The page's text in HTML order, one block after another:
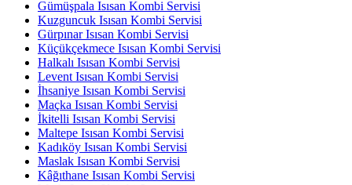
Gümüşpala Isısan Kombi Servisi
Kuzguncuk Isısan Kombi Servisi
Gürpınar Isısan Kombi Servisi
Küçükçekmece Isısan Kombi Servisi
Halkalı Isısan Kombi Servisi
Levent Isısan Kombi Servisi
İhsaniye Isısan Kombi Servisi
Maçka Isısan Kombi Servisi
İkitelli Isısan Kombi Servisi
Maltepe Isısan Kombi Servisi
Kadıköy Isısan Kombi Servisi
Maslak Isısan Kombi Servisi
Kâğıthane Isısan Kombi Servisi